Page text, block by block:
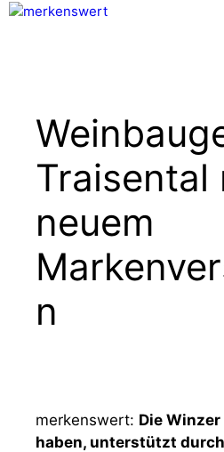
Zum
Traisental
neuem
n
merkenswert: Die
haben, unterstützt